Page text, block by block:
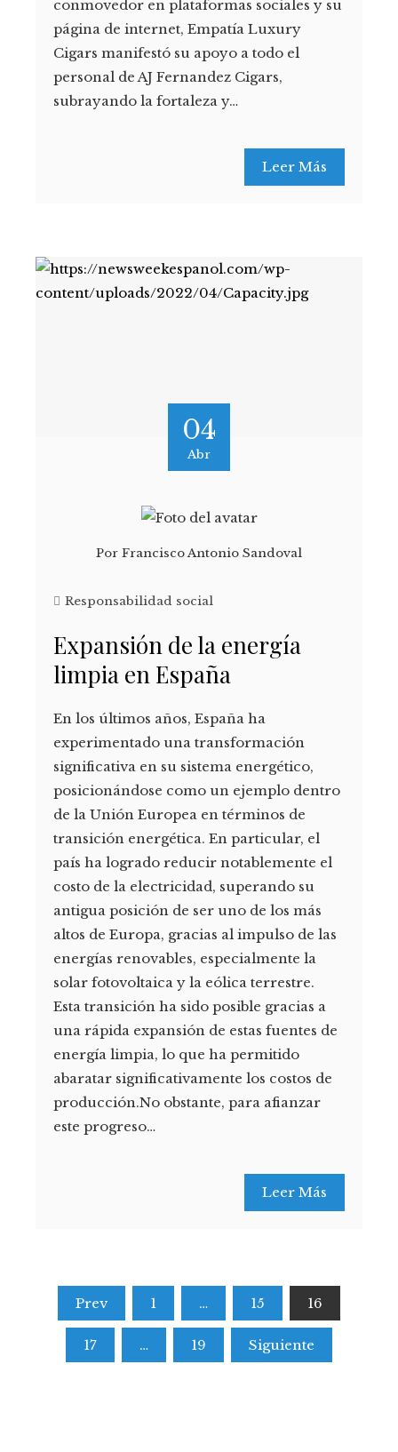
conmovedor en plataformas sociales y su
página de internet, Empatía Luxury
Cigars manifestó su apoyo a todo el
personal de AJ Fernandez Cigars,
subrayando la fortaleza y…
Leer Más
04
Abr
Por Francisco Antonio Sandoval
Responsabilidad social
Expansión de la energía
limpia en España
En los últimos años, España ha
experimentado una transformación
significativa en su sistema energético,
posicionándose como un ejemplo dentro
de la Unión Europea en términos de
transición energética. En particular, el
país ha logrado reducir notablemente el
costo de la electricidad, superando su
antigua posición de ser uno de los más
altos de Europa, gracias al impulso de las
energías renovables, especialmente la
solar fotovoltaica y la eólica terrestre.
Esta transición ha sido posible gracias a
una rápida expansión de estas fuentes de
energía limpia, lo que ha permitido
abaratar significativamente los costos de
producción.No obstante, para afianzar
este progreso…
Leer Más
Paginación
de
Prev 1 … 15 16
17 … 19 Siguiente